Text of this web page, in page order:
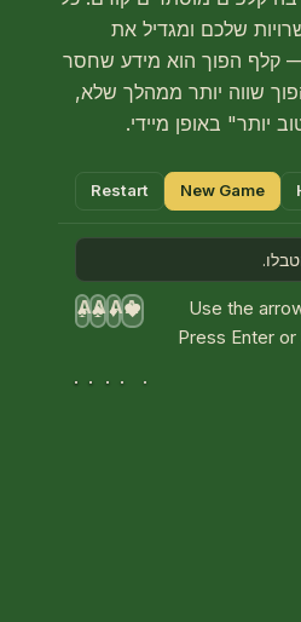
שלכם ומגדיל את
— קלף הפוך הוא מידע שחסר
שווה יותר ממהלך שלא,
באופן מיידי.
New Game
Restart
Use the
Press Enter
A
♥
A
♦
A
♣
A
♠